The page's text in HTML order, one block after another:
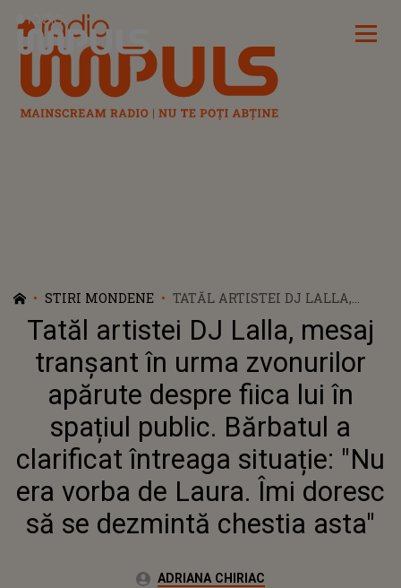
Radio Impuls
STIRI MONDENE
TATĂL ARTISTEI DJ LALLA,
MESAJ TRANȘANT ÎN URMA
ZVONURILOR APĂRUTE DESPRE
FIICA LUI ÎN SPAȚIUL PUBLIC.
BĂRBATUL A CLARIFICAT
ÎNTREAGA SITUAȚIE: "NU ERA
VORBA DE LAURA. ÎMI DORESC
SĂ SE DEZMINTĂ CHESTIA
Tatăl artistei DJ Lalla, mesaj
tranșant în urma zvonurilor
apărute despre fiica lui în
spațiul public. Bărbatul a
clarificat întreaga situație: "Nu
era vorba de Laura. Îmi doresc
să se dezmintă chestia asta"
Autor:ADRIANA CHIRIAC